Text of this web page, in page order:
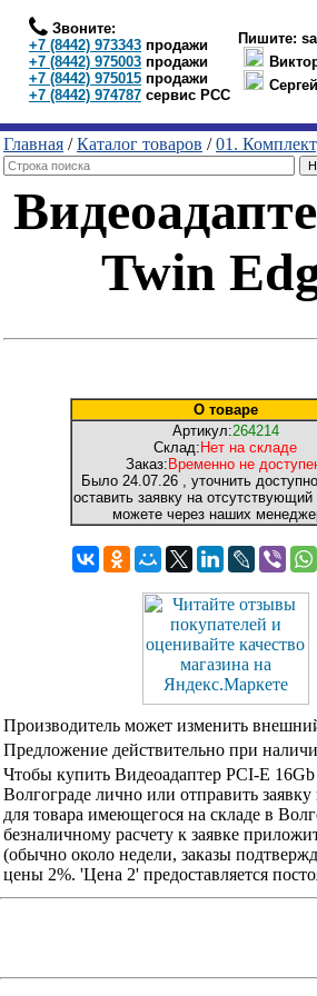
Звоните:
+7 (8442) 973343 продажи
+7 (8442) 975003 продажи
+7 (8442) 975015 продажи
+7 (8442) 974787 сервис РСС
Пишите:
Главная /Каталог товаров /01.
Twin
О товаре
Артикул:264214
Склад: Нет на складе
Заказ: Временно не
Было 24.07.26 , уточнить
оставить заявку на
можете через наших
Производитель может изменить
Предложение действительно при
Чтобы купить Видеоадаптер PCI-E
Волгограде лично или отправить
для товара имеющегося на складе в
безналичному расчету к заявке
(обычно около недели, заказы
цены 2%. 'Цена 2' предоставляется